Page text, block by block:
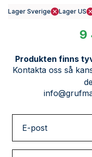
Lager Sverige Lager US
9
Produkten finns
Kontakta oss så
E-post